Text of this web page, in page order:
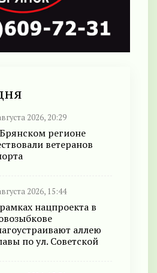
2026, 20:29
регионе
ветеранов
2026, 15:44
нацпроекта в
аллею
по ул. Советской